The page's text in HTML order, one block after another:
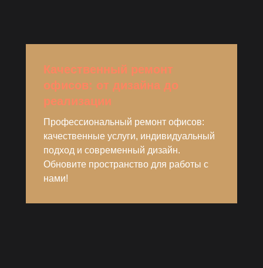
Качественный ремонт
офисов: от дизайна до
реализации
Профессиональный ремонт офисов:
качественные услуги, индивидуальный
подход и современный дизайн.
Обновите пространство для работы с
нами!